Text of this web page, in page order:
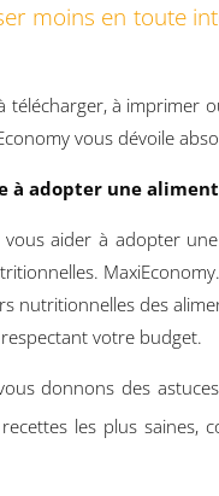
moins en toute
à télécharger, à
vous dévoile
à adopter une
aider à adopter
nutritionnelles des
votre budget.
donnons des
les plus saines,